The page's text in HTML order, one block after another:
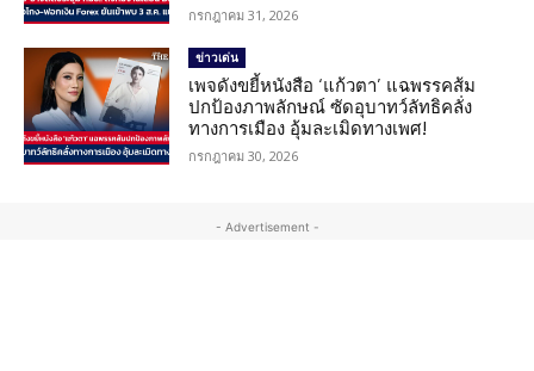
กรกฎาคม 31, 2026
ข่าวเด่น
เพจดังขยี้หนังสือ ‘แก้วตา’ แฉพรรคส้ม
ปกป้องภาพลักษณ์ ซัดอุบาทว์ลัทธิคลั่ง
ทางการเมือง อุ้มละเมิดทางเพศ!
กรกฎาคม 30, 2026
- Advertisement -